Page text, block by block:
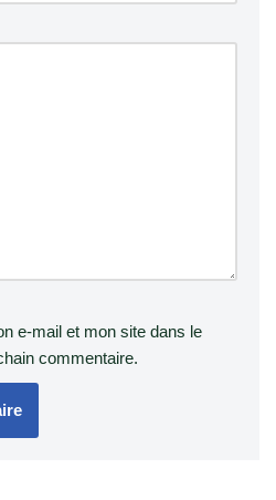
e-mail et mon site dans le
commentaire.